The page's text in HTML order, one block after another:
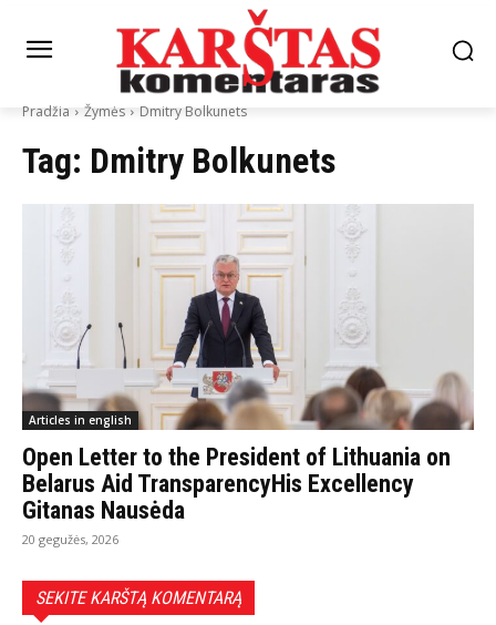
Pradžia Žymės Dmitry Bolkunets
Tag: Dmitry Bolkunets
Articles in english
Open Letter to the President of Lithuania on
Belarus Aid TransparencyHis Excellency
Gitanas Nausėda
20 gegužės, 2026
SEKITE KARŠTĄ KOMENTARĄ